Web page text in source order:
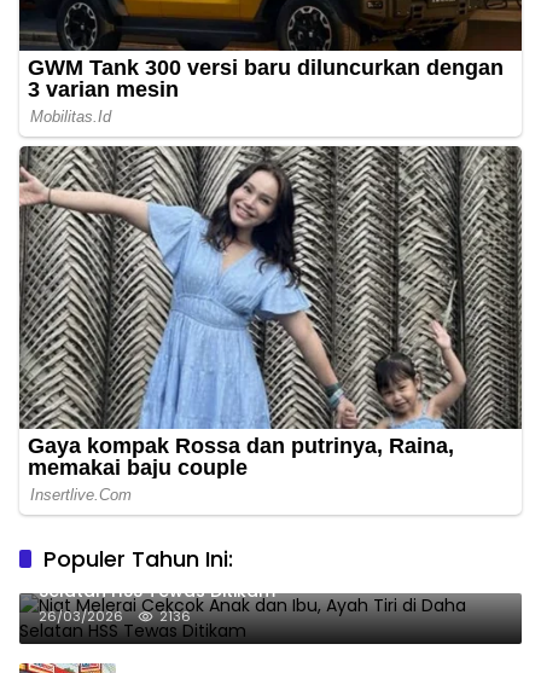
Populer Tahun Ini:
Niat Melerai Cekcok Anak dan Ibu, Ayah Tiri di Daha
Selatan HSS Tewas Ditikam
26/03/2026 2136